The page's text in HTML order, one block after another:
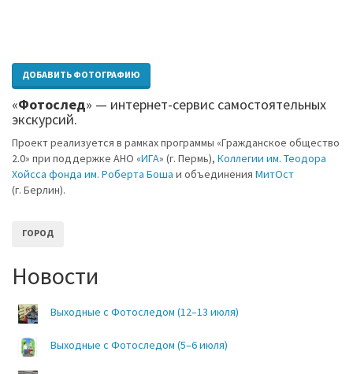
ДОБАВИТЬ ФОТОГРАФИЮ
«Фотослед» — интернет-сервис самостоятельных
экскурсий.
Проект реализуется в рамках программы «Гражданское общество
2.0» при поддержке АНО «ИГА» (г. Пермь), Коллегии им. Теодора
Хойсса фонда им. Роберта Боша и объединения МитОст
(г. Берлин).
ГОРОД
Новости
Выходные с Фотоследом (12–13 июля)
Выходные с Фотоследом (5–6 июля)